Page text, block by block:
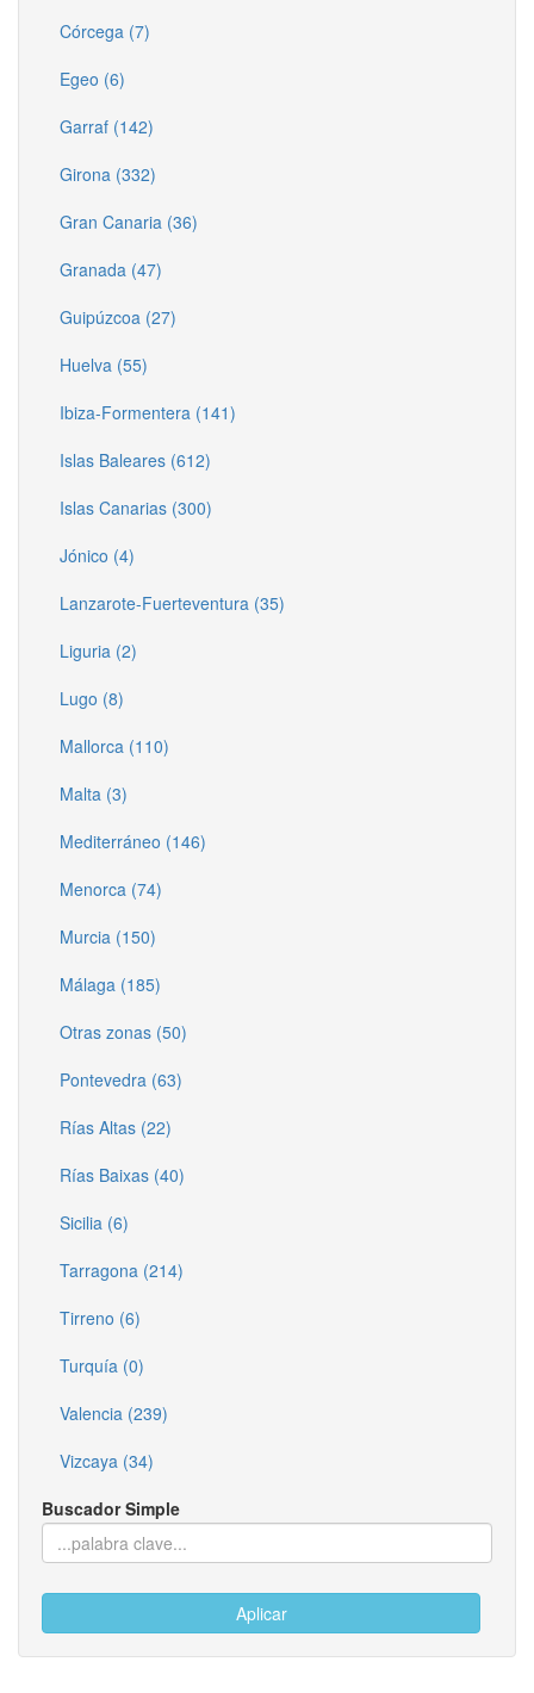
Córcega (7)
Egeo (6)
Garraf (142)
Girona (332)
Gran Canaria (36)
Granada (47)
Guipúzcoa (27)
Huelva (55)
Ibiza-Formentera (141)
Islas Baleares (612)
Islas Canarias (300)
Jónico (4)
Lanzarote-Fuerteventura (35)
Liguria (2)
Lugo (8)
Mallorca (110)
Malta (3)
Mediterráneo (146)
Menorca (74)
Murcia (150)
Málaga (185)
Otras zonas (50)
Pontevedra (63)
Rías Altas (22)
Rías Baixas (40)
Sicilia (6)
Tarragona (214)
Tirreno (6)
Turquía (0)
Valencia (239)
Vizcaya (34)
Buscador Simple
Aplicar